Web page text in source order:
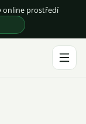
online prostředí